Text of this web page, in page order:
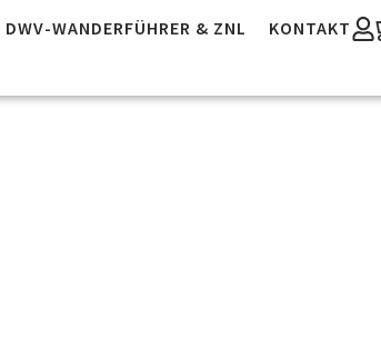
DWV-WANDERFÜHRER & ZNL KONTAKT
DWV-